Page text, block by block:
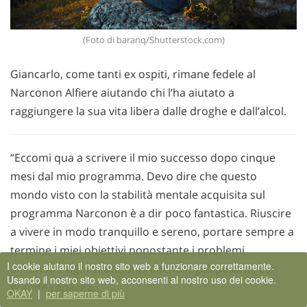
(Foto di baranq/Shutterstock.com)
Giancarlo, come tanti ex ospiti, rimane fedele al
Narconon Alfiere aiutando chi l’ha aiutato a
raggiungere la sua vita libera dalle droghe e dall’alcol.
“Eccomi qua a scrivere il mio successo dopo cinque
mesi dal mio programma. Devo dire che questo
mondo visto con la stabilità mentale acquisita sul
programma Narconon è a dir poco fantastica. Riuscire
a vivere in modo tranquillo e sereno, portare sempre a
termine i miei obiettivi nonostante i problemi,
affrontare ogni situazione, anche le più pesanti, con
grande capacità.
I cookie aiutano il nostro sito web a funzionare correttamente.
Usando il nostro sito web, acconsenti al nostro uso dei cookie.
OKAY | per saperne di più